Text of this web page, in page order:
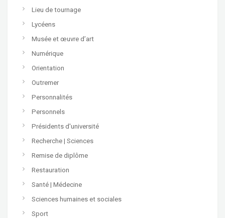
Lieu de tournage
Lycéens
Musée et œuvre d’art
Numérique
Orientation
Outremer
Personnalités
Personnels
Présidents d'université
Recherche | Sciences
Remise de diplôme
Restauration
Santé | Médecine
Sciences humaines et sociales
Sport